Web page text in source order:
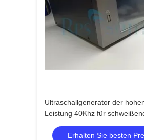
Ultraschallgenerator der
Leistung 40Khz für
schneidenen flüssigen
Erhalten Sie besten